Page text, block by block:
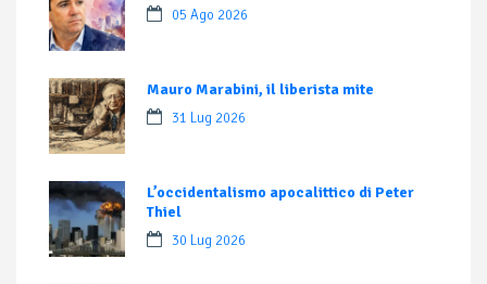
05 Ago 2026
Mauro Marabini, il liberista mite
31 Lug 2026
L’occidentalismo apocalittico di Peter
Thiel
30 Lug 2026